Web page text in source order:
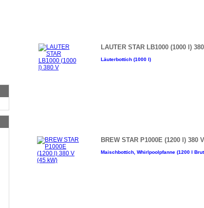
LAUTER STAR LB1000 (1000 l)
Läuterbottich (1000 l)
BREW STAR P1000E (1200 l) 380
Maischbottich, Whirlpoolpfanne (1200 l